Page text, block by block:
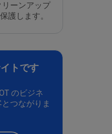
ーンアップ
護します。
トです
のビジネ
つながりま